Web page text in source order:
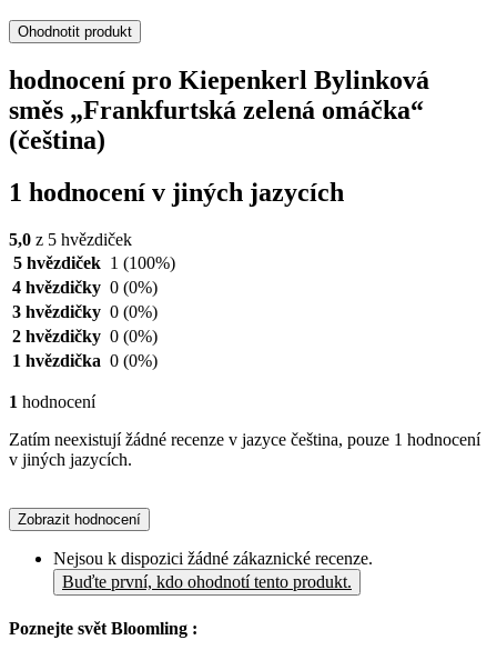
Ohodnotit produkt
hodnocení pro Kiepenkerl Bylinková
směs „Frankfurtská zelená omáčka“
(čeština)
1 hodnocení v jiných jazycích
5,0 z 5 hvězdiček
5 hvězdiček 1 (100%)
4 hvězdičky 0 (0%)
3 hvězdičky 0 (0%)
2 hvězdičky 0 (0%)
1 hvězdička 0 (0%)
1 hodnocení
Zatím neexistují žádné recenze v jazyce čeština, pouze 1 hodnocení
v jiných jazycích.
Zobrazit hodnocení
Nejsou k dispozici žádné zákaznické recenze.
Buďte první, kdo ohodnotí tento produkt.
Poznejte svět Bloomling :